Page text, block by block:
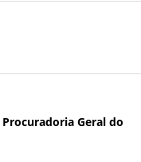
Geral do